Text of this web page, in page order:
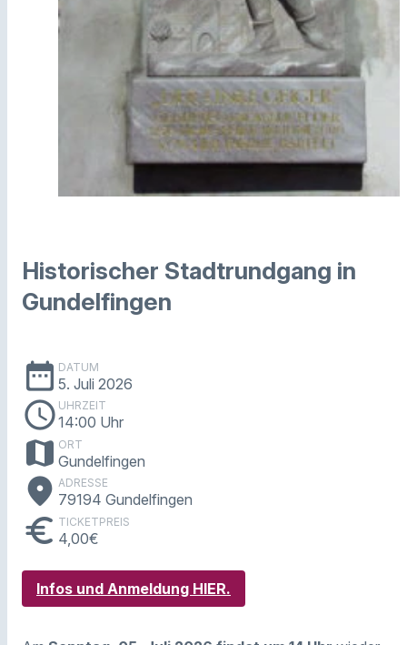
Historischer Stadtrundgang in
Gundelfingen
date_range DATUM
5. Juli 2026
schedule UHRZEIT
14:00 Uhr
map ORT
Gundelfingen
place ADRESSE
79194 Gundelfingen
euro TICKETPREIS
4,00€
Infos und Anmeldung HIER.